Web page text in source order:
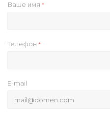
Ваше имя *
Телефон *
E-mail